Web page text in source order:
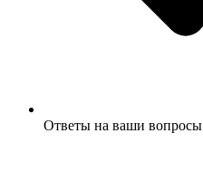
Ответы на ваши вопросы